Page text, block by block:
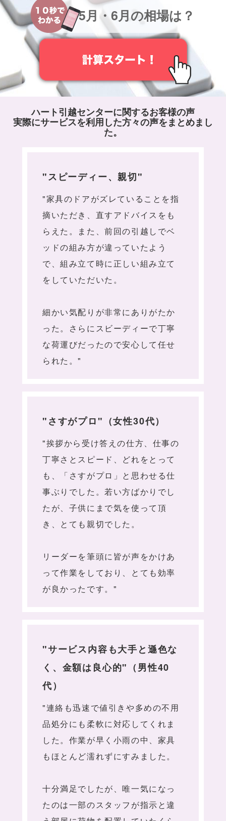
5月・6月の相場は？
ハート引越センターに関するお客様の声
実際にサービスを利用した方々の声をまとめまし
た。
"スピーディー、親切"
"家具のドアがズレていることを指
摘いただき、直すアドバイスをも
らえた。また、前回の引越しでベ
ッドの組み方が違っていたよう
で、組み立て時に正しい組み立て
をしていただいた。
細かい気配りが非常にありがたか
った。さらにスビーディーで丁寧
な荷運びだったので安心して任せ
られた。"
"さすがプロ"（女性30代）
"挨拶から受け答えの仕方、仕事の
丁寧さとスピード、どれをとって
も、「さすがプロ」と思わせる仕
事ぶりでした。若い方ばかりでし
たが、子供にまで気を使って頂
き、とても親切でした。
リーダーを筆頭に皆が声をかけあ
って作業をしており、とても効率
が良かったです。"
"サービス内容も大手と遜色な
く、金額は良心的"（男性40
代）
"連絡も迅速で値引きや多めの不用
品処分にも柔軟に対応してくれま
した。作業が早く小雨の中、家具
もほとんど濡れずにすみました。
十分満足でしたが、唯一気になっ
たのは一部のスタッフが指示と違